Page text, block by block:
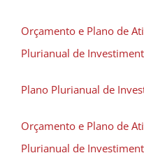
Orçamento e Plano de
Plurianual de
Plano Plurianual de
Orçamento e Plano de
Plurianual de